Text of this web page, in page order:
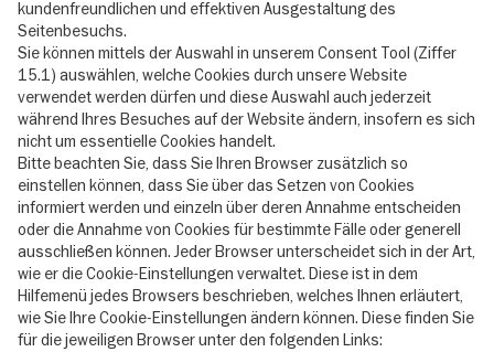
kundenfreundlichen und effektiven Ausgestaltung des
Seitenbesuchs.
Sie können mittels der Auswahl in unserem Consent Tool (Ziffer
15.1) auswählen, welche Cookies durch unsere Website
verwendet werden dürfen und diese Auswahl auch jederzeit
während Ihres Besuches auf der Website ändern, insofern es sich
nicht um essentielle Cookies handelt.
Bitte beachten Sie, dass Sie Ihren Browser zusätzlich so
einstellen können, dass Sie über das Setzen von Cookies
informiert werden und einzeln über deren Annahme entscheiden
oder die Annahme von Cookies für bestimmte Fälle oder generell
ausschließen können. Jeder Browser unterscheidet sich in der Art,
wie er die Cookie-Einstellungen verwaltet. Diese ist in dem
Hilfemenü jedes Browsers beschrieben, welches Ihnen erläutert,
wie Sie Ihre Cookie-Einstellungen ändern können. Diese finden Sie
für die jeweiligen Browser unter den folgenden Links: